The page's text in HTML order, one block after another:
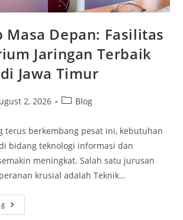
Masa Depan: Fasilitas
Jaringan Terbaik
di Jawa Timur
2, 2026
PostBlog
terus berkembang pesat ini, kebutuhan
bidang teknologi informasi dan
meningkat. Salah satu jurusan
krusial adalah Teknik…
Mengintip
Masa